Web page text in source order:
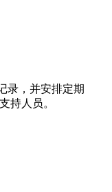
录，并安排定期
持人员。